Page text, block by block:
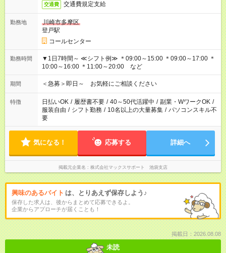
交通費 交通費規定支給
勤務地
川崎市多摩区
登戸駅
コールセンター
勤務時間
▼1日7時間～ ≪シフト例≫ ＊09:00～15:00 ＊09:00～17:00 ＊
10:00～16:00 ＊11:00～20:00 など
期間 ＜急募＞即日～ お気軽にご相談ください
特徴 日払いOK / 履歴書不要 / 40～50代活躍中 / 副業・WワークOK /
服装自由 / シフト勤務 / 10名以上の大量募集 / パソコンスキル不
要
気になる！ 応募する 詳細へ
掲載元企業名 株式会社マックスサポート 池袋支店
興味のあるバイト は、とりあえず保存しよう♪
保存した求人は、後からまとめて応募できるよ。
企業からアプローチが届くことも！
掲載日：2026.08.08
未読